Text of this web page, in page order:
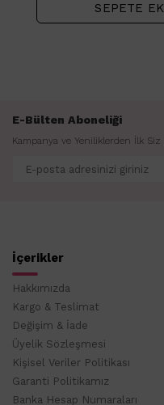
SEPETE
E-Bülten Aboneliği
Kampanya ve Yeniliklerden İlk
İçerikler
Hakkımızda
Kargo & Teslimat
Değişim & İade
Üyelik Sözleşmesi
Kişisel Veriler Politikası
Garanti Politikamız
Banka Hesap Numaraları